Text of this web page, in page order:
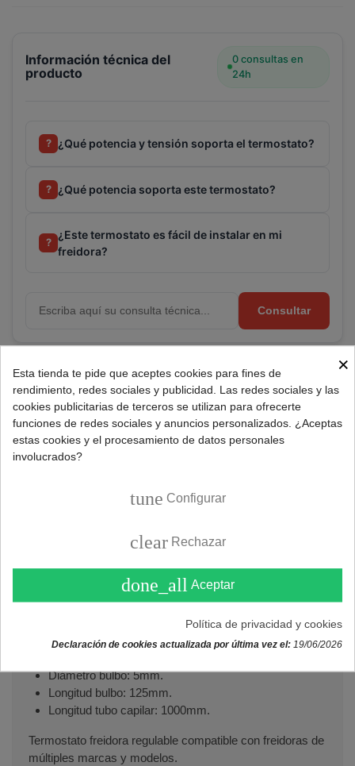
Información técnica del
producto
0 consultas en
24h
? ¿Qué potencia y tensión soporta el termostato?
? ¿Qué potencia soporta este termostato?
?
¿Este termostato es fácil de instalar en mi
freidora?
Consultar
Referencia: 345000051
UNIVERSAL
DESCRIPCIÓN
Temperatura máxima: 210°C.
Rango de temperatura: 0-210°C.
Potencia: 16A.
Diámetro bulbo: 5mm.
Longitud bulbo: 125mm.
Longitud tubo capilar: 1000mm.
Termostato freidora regulable compatible con freidoras de
múltiples marcas y modelos.
×
Esta tienda te pide que aceptes cookies para fines de
rendimiento, redes sociales y publicidad. Las redes sociales y las
cookies publicitarias de terceros se utilizan para ofrecerte
funciones de redes sociales y anuncios personalizados. ¿Aceptas
estas cookies y el procesamiento de datos personales
involucrados?
tune Configurar
clear Rechazar
done_all Aceptar
Política de privacidad y cookies
Declaración de cookies actualizada por última vez el: 19/06/2026